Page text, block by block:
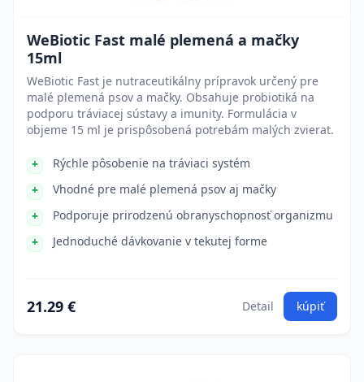
WeBiotic Fast malé plemená a mačky
15ml
WeBiotic Fast je nutraceutikálny prípravok určený pre
malé plemená psov a mačky. Obsahuje probiotiká na
podporu tráviacej sústavy a imunity. Formulácia v
objeme 15 ml je prispôsobená potrebám malých zvierat.
Rýchle pôsobenie na tráviaci systém
Vhodné pre malé plemená psov aj mačky
Podporuje prirodzenú obranyschopnosť organizmu
Jednoduché dávkovanie v tekutej forme
21.29 € Detail kúpiť